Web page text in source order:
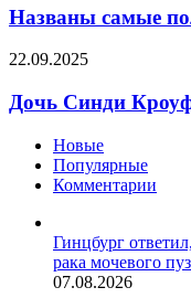
полезные
блюда
для
Названы самые
Дочь
Кроуфорд
выложила
топлес
22.09.2025
Дочь Синди
Новые
Популярные
Комментарии
Гинцбург
рака мочевого
07.08.2026